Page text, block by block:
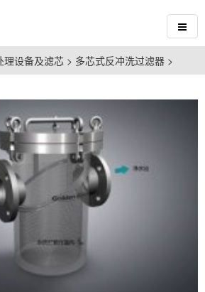
理设备及滤芯 > 多芯式反冲洗过滤器 >